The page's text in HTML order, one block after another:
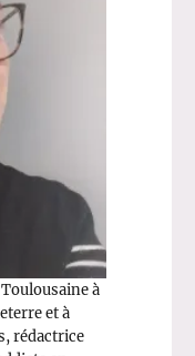
à
et à
rédactrice